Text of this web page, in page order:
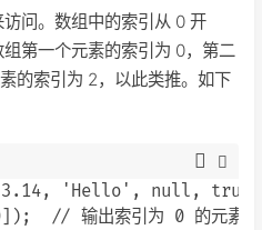
问。数组中的索引从 0 开
第一个元素的索引为 0，第二
的索引为 2，以此类推。如下
'Hello', null,
// 输出索引为 0 的元素